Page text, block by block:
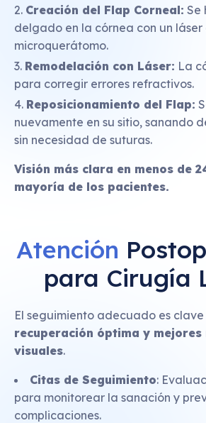
Creación del Flap Corneal: Se
delgado en la córnea con un láser
microquerátomo.
Remodelación con Láser: La
para corregir errores refractivos.
Reposicionamiento del Flap:
nuevamente en su sitio, sanando
sin necesidad de suturas.
Visión más clara en menos de
mayoría de los pacientes.
Atención
para Cirugía
El seguimiento adecuado es
recuperación óptima y
visuales.
Citas de Seguimiento:
para monitorear la sanación y
complicaciones.